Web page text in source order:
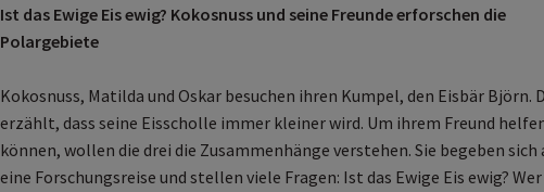
Ist das Ewige Eis ewig? Kokosnuss und seine Freunde erforschen die
Polargebiete
Kokosnuss, Matilda und Oskar besuchen ihren Kumpel, den Eisbär Björn.
erzählt, dass seine Eisscholle immer kleiner wird. Um ihrem Freund
können, wollen die drei die Zusammenhänge verstehen. Sie begeben sich
eine Forschungsreise und stellen viele Fragen: Ist das Ewige Eis ewig?